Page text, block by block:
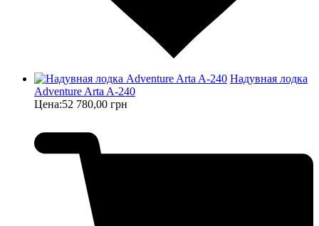
Надувная лодка
Adventure Arta A-240
Цена:52 780,00 грн